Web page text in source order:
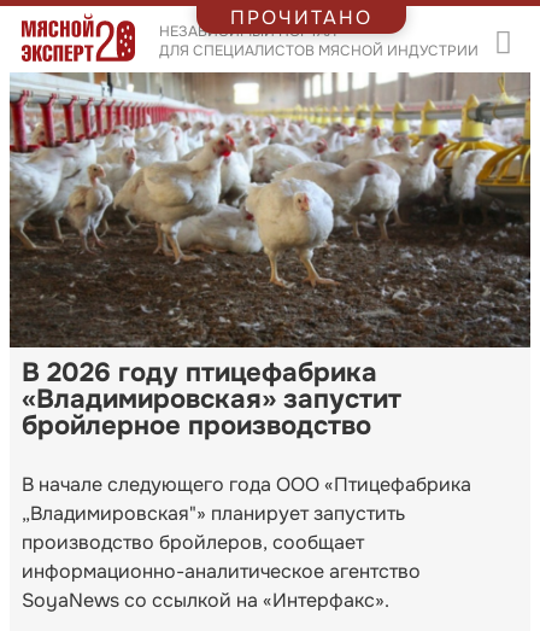
НЕЗАВИСИМЫЙ ПОРТАЛ
ДЛЯ СПЕЦИАЛИСТОВ МЯСНОЙ ИНДУСТРИИ
В 2026 году птицефабрика
«Владимировская» запустит
бройлерное производство
В начале следующего года ООО «Птицефабрика
„Владимировская"» планирует запустить
производство бройлеров, сообщает
информационно-аналитическое агентство
SoyaNews со ссылкой на «Интерфакс».
ПРОЧИТАНО